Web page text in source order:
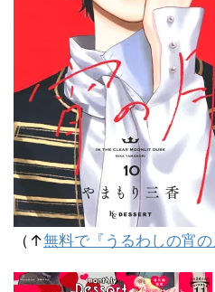
（↑無料で『うるわしの宵